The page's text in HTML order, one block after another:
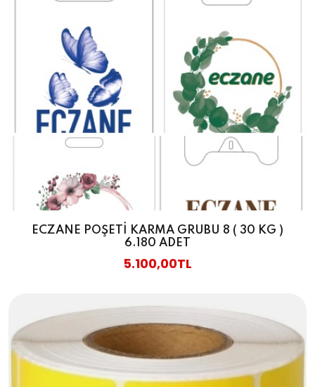
ECZANE POŞETİ KARMA GRUBU 8 ( 30 KG )
6.180 ADET
5.100,00TL